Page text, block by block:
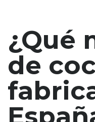
¿Qué
de